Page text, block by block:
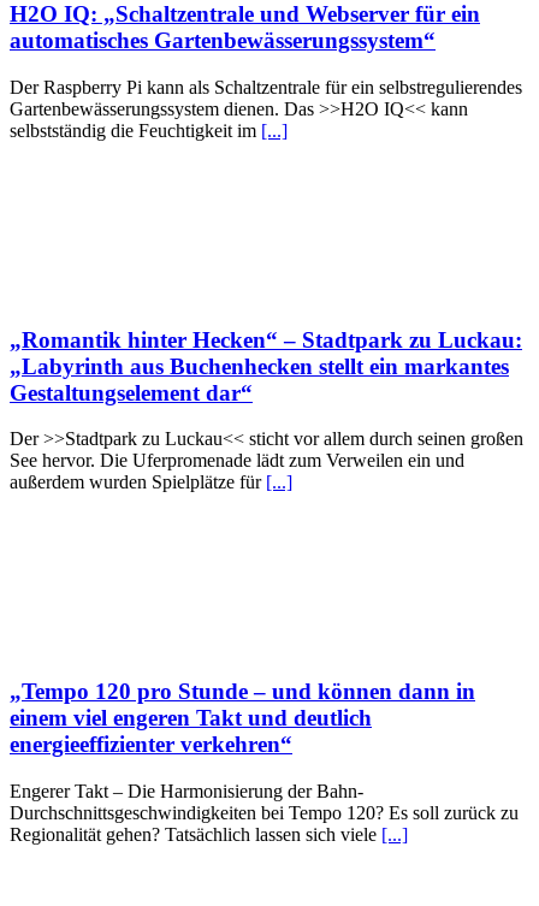
H2O IQ: „Schaltzentrale und Webserver für ein
automatisches Gartenbewässerungssystem“
Der Raspberry Pi kann als Schaltzentrale für ein selbstregulierendes
Gartenbewässerungssystem dienen. Das >>H2O IQ<< kann
selbstständig die Feuchtigkeit im [...]
„Romantik hinter Hecken“ – Stadtpark zu Luckau:
„Labyrinth aus Buchenhecken stellt ein markantes
Gestaltungselement dar“
Der >>Stadtpark zu Luckau<< sticht vor allem durch seinen großen
See hervor. Die Uferpromenade lädt zum Verweilen ein und
außerdem wurden Spielplätze für [...]
„Tempo 120 pro Stunde – und können dann in
einem viel engeren Takt und deutlich
energieeffizienter verkehren“
Engerer Takt – Die Harmonisierung der Bahn-
Durchschnittsgeschwindigkeiten bei Tempo 120? Es soll zurück zu
Regionalität gehen? Tatsächlich lassen sich viele [...]